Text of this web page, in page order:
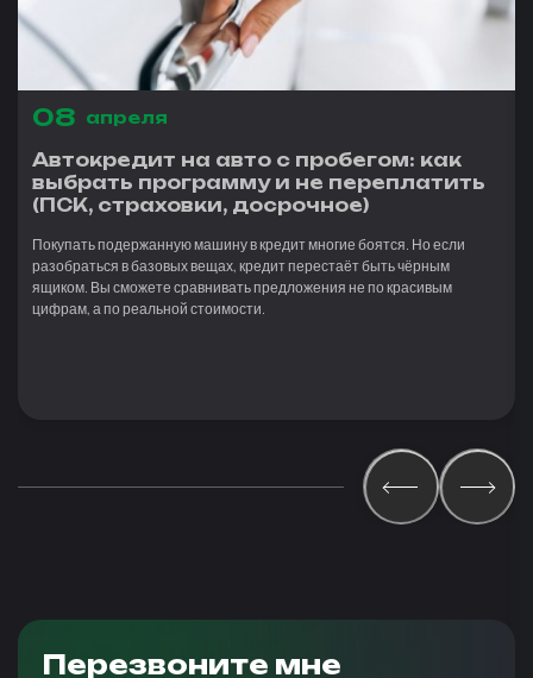
08 апреля
Автокредит на авто с пробегом: как
выбрать программу и не переплатить
(ПСК, страховки, досрочное)
Покупать подержанную машину в кредит многие боятся. Но если
разобраться в базовых вещах, кредит перестаёт быть чёрным
ящиком. Вы сможете сравнивать предложения не по красивым
цифрам, а по реальной стоимости.
Перезвоните мне